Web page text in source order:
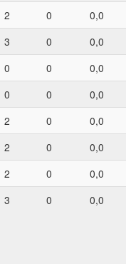
2 0 0,0
3 0 0,0
0 0 0,0
0 0 0,0
2 0 0,0
2 0 0,0
2 0 0,0
3 0 0,0